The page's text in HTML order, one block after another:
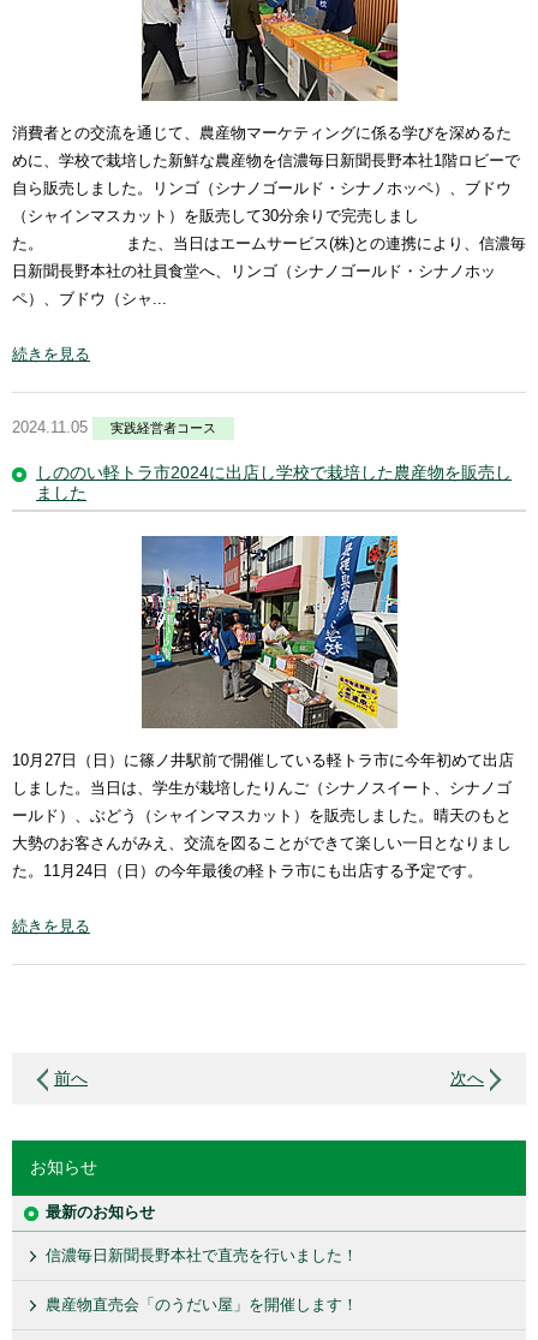
消費者との交流を通じて、農産物マーケティングに係る学びを深めるた
めに、学校で栽培した新鮮な農産物を信濃毎日新聞長野本社1階ロビーで
自ら販売しました。リンゴ（シナノゴールド・シナノホッペ）、ブドウ
（シャインマスカット）を販売して30分余りで完売しまし
た。 また、当日はエームサービス(株)との連携により、信濃毎
日新聞長野本社の社員食堂へ、リンゴ（シナノゴールド・シナノホッ
ペ）、ブドウ（シャ...
続きを見る
2024.11.05 実践経営者コース
しののい軽トラ市2024に出店し学校で栽培した農産物を販売し
ました
10月27日（日）に篠ノ井駅前で開催している軽トラ市に今年初めて出店
しました。当日は、学生が栽培したりんご（シナノスイート、シナノゴ
ールド）、ぶどう（シャインマスカット）を販売しました。晴天のもと
大勢のお客さんがみえ、交流を図ることができて楽しい一日となりまし
た。11月24日（日）の今年最後の軽トラ市にも出店する予定です。
続きを見る
前へ 次へ
お知らせ
最新のお知らせ
信濃毎日新聞長野本社で直売を行いました！
農産物直売会「のうだい屋」を開催します！